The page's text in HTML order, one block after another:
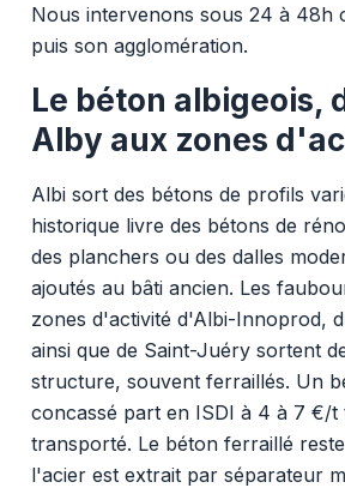
Nous intervenons sous 24 à 48h
puis son agglomération.
Le béton albigeois,
Alby aux zones
Albi sort des bétons de profils
historique livre des bétons de
des planchers ou des dalles
ajoutés au bâti ancien. Les
zones d'activité d'Albi-Innoprod,
ainsi que de Saint-Juéry sortent
structure, souvent ferraillés. Un
concassé part en ISDI à 4 à 7 €/t
transporté. Le béton ferraillé
l'acier est extrait par séparateur